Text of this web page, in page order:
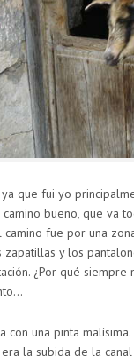
que fui yo
bueno, que va
fue por una
y los
¿Por qué siempre
una pinta malísima.
la subida de la